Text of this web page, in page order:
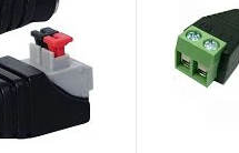
В наличии В